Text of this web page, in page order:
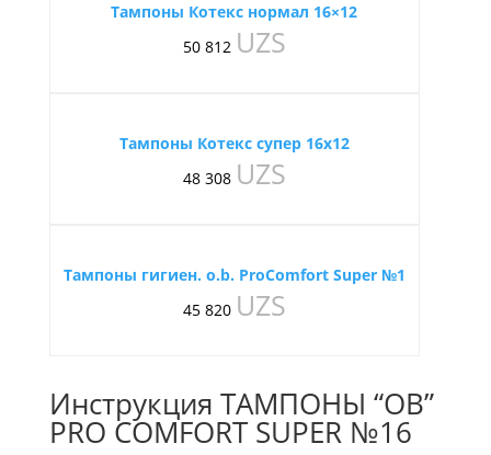
Тампоны Котекс нормал 16×12
50 812 UZS
Тампоны Котекс супер 16х12
48 308 UZS
Тампоны гигиен. o.b. ProComfort Super №1
45 820 UZS
Инструкция ТАМПОНЫ “ОВ”
PRO COMFORT SUPER №16